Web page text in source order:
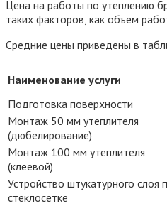
Цена на работы по утеплению
таких факторов, как объем
Средние цены приведены в
Наименование услуги
Подготовка поверхности
Монтаж 50 мм утеплителя
(дюбелирование)
Монтаж 100 мм утеплителя
(клеевой)
Устройство штукатурного слоя
стеклосетке